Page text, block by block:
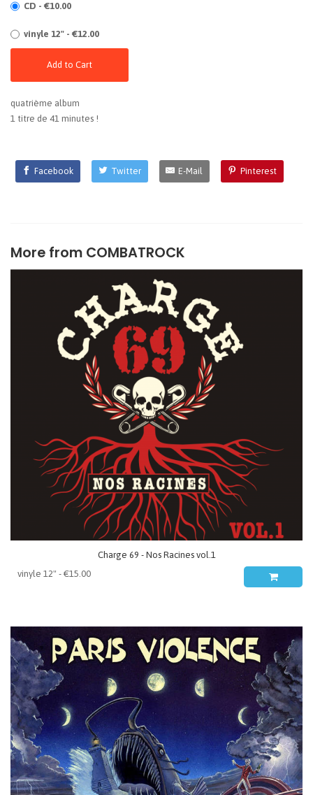
CD - €10.00
vinyle 12" - €12.00
Add to Cart
quatrième album
1 titre de 41 minutes !
Facebook Twitter E-Mail Pinterest
More from COMBATROCK
Charge 69 - Nos Racines vol.1